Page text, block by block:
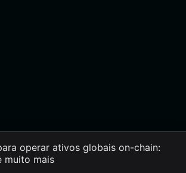
operar ativos globais on-chain:
muito mais